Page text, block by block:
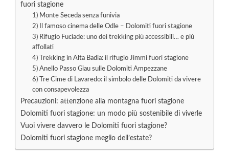
fuori stagione
1) Monte Seceda senza funivia
2) Il famoso cinema delle Odle – Dolomiti fuori stagione
3) Rifugio Fuciade: uno dei trekking più accessibili… e più
affollati
4) Trekking in Alta Badia: il rifugio Jimmi fuori stagione
5) Anello Passo Giau sulle Dolomiti Ampezzane
6) Tre Cime di Lavaredo: il simbolo delle Dolomiti da vivere
con consapevolezza
Precauzioni: attenzione alla montagna fuori stagione
Dolomiti fuori stagione: un modo più sostenibile di viverle
Vuoi vivere davvero le Dolomiti fuori stagione?
Dolomiti fuori stagione meglio dell’estate?